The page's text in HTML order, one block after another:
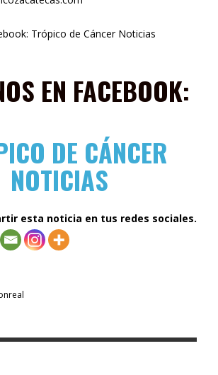
Trópico de Cáncer Noticias
EN FACEBOOK:
DE CÁNCER
NOTICIAS
esta noticia en tus redes sociales.